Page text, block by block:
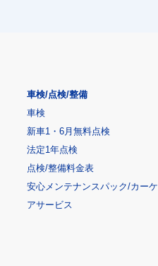
車検/点検/整備
車検
新車1・6月無料点検
法定1年点検
点検/整備料金表
安心メンテナンスパック/カーケ
アサービス